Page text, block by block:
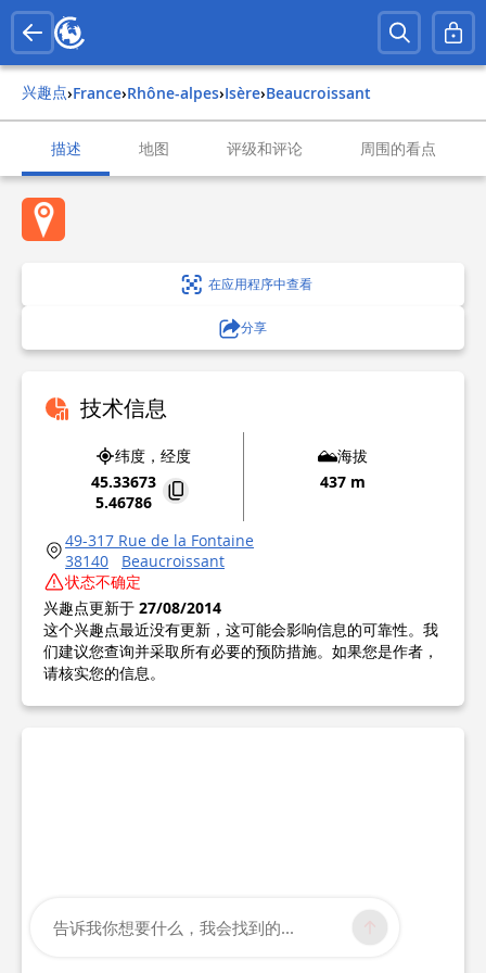
兴趣点› france› rhône-alpes› isère› beaucroissant
描述 地图 评级和评论 周围的看点
在应用程序中查看
分享
技术信息
纬度，经度
45.33673
5.46786
海拔
437 m
49-317 Rue de la Fontaine
38140
Beaucroissant
状态不确定
兴趣点更新于 27/08/2014
这个兴趣点最近没有更新，这可能会影响信息的可靠性。我
们建议您查询并采取所有必要的预防措施。如果您是作者，
请核实您的信息。
告诉我你想要什么，我会找到的...